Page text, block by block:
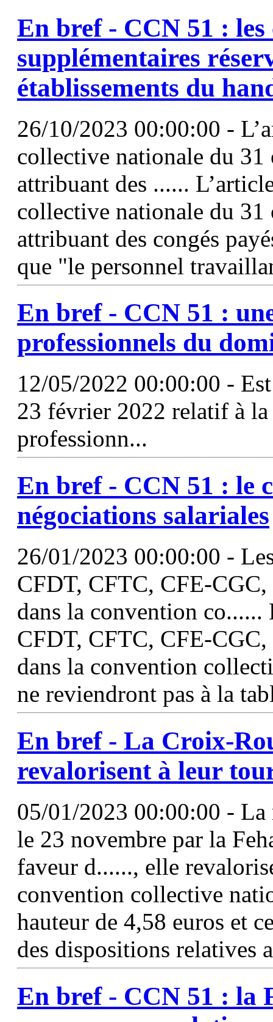
En bref - CCN 51 : les
supplémentaires
établissements du
26/10/2023 00:00:00 -
collective nationale du
attribuant des ......
collective nationale du 31
attribuant des congés
que "le personnel
En bref - CCN 51 :
professionnels du
12/05/2022 00:00:00 -
23 février 2022 relatif à
professionn...
En bref - CCN 51 : le
négociations salariales
26/01/2023 00:00:00 -
CFDT, CFTC, CFE-
dans la convention co......
CFDT, CFTC, CFE-
dans la convention
ne reviendront pas à la
En bref - La Croix-
revalorisent à leur
05/01/2023 00:00:00 - La
le 23 novembre par la
faveur d......, elle
convention collective
hauteur de 4,58 euros et
des dispositions relatives
En bref - CCN 51 : la